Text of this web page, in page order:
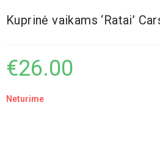
Kuprinė vaikams ‘Ratai’
€26.00
Neturime